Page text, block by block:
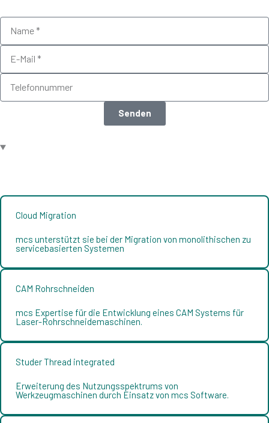
Senden
Cloud Migration
mcs unterstützt sie bei der Migration von monolithischen zu
servicebasierten Systemen
CAM Rohrschneiden
mcs Expertise für die Entwicklung eines CAM Systems für
Laser-Rohrschneidemaschinen.
Studer Thread integrated
Erweiterung des Nutzungsspektrums von
Werkzeugmaschinen durch Einsatz von mcs Software.